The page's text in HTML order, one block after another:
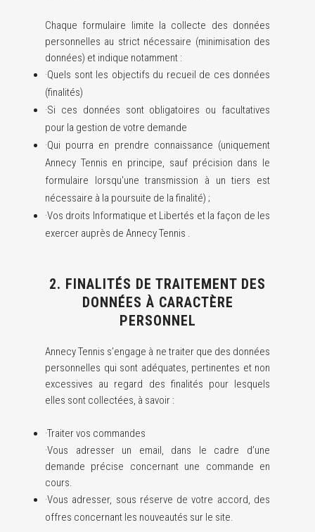
Chaque formulaire limite la collecte des données
personnelles au strict nécessaire (minimisation des
données) et indique notamment :
·Quels sont les objectifs du recueil de ces données
(finalités)
·Si ces données sont obligatoires ou facultatives
pour la gestion de votre demande
·Qui pourra en prendre connaissance (uniquement
Annecy Tennis en principe, sauf précision dans le
formulaire lorsqu'une transmission à un tiers est
nécessaire à la poursuite de la finalité) ;
·Vos droits Informatique et Libertés et la façon de les
exercer auprès de Annecy Tennis .
2. FINALITÉS DE TRAITEMENT DES
DONNÉES À CARACTÈRE
PERSONNEL
Annecy Tennis s’engage à ne traiter que des données
personnelles qui sont adéquates, pertinentes et non
excessives au regard des finalités pour lesquels
elles sont collectées, à savoir :
·Traiter vos commandes
·Vous adresser un email, dans le cadre d’une
demande précise concernant une commande en
cours.
·Vous adresser, sous réserve de votre accord, des
offres concernant les nouveautés sur le site.